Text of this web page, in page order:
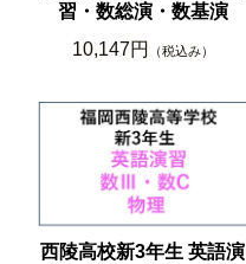
習・数総演・数基演
10,147円
（税込み）
西陵高校新3年生 英語演